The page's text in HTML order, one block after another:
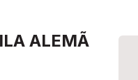
ALEMÃ